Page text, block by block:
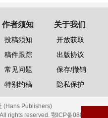
作者须知
投稿须知
稿件跟踪
常见问题
特别约稿
关于我们
开放获取
出版协议
保存/撤销
隐私保护
(Hans Publishers)
rights reserved. 鄂ICP备08006613